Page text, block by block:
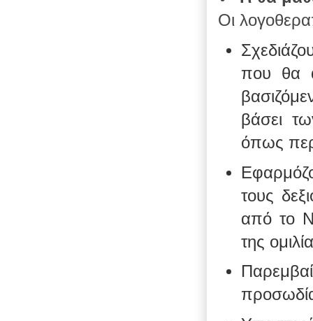
Οι
που θα
βάσει
όπως
τους
από το
της